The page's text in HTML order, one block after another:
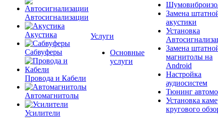
Автосигнализации
Акустика
Сабвуферы
Провода и Кабели
Автомагнитолы
Усилители
Услуги
Основные
услуги
Замена
акустики
Установка
Замена
магнитолы на
Android
Настройка
аудиосистем
Тюнинг
Установка
кругового